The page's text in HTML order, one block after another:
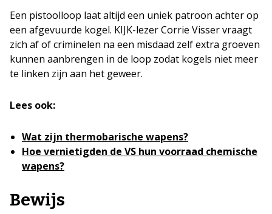
Een pistoolloop laat altijd een uniek patroon achter op
een afgevuurde kogel. KIJK-lezer Corrie Visser vraagt
zich af of criminelen na een misdaad zelf extra groeven
kunnen aanbrengen in de loop zodat kogels niet meer
te linken zijn aan het geweer.
Lees ook:
Wat zijn thermobarische wapens?
Hoe vernietigden de VS hun voorraad chemische
wapens?
Bewijs